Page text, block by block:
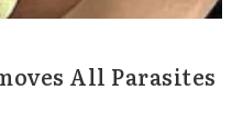
All Parasites